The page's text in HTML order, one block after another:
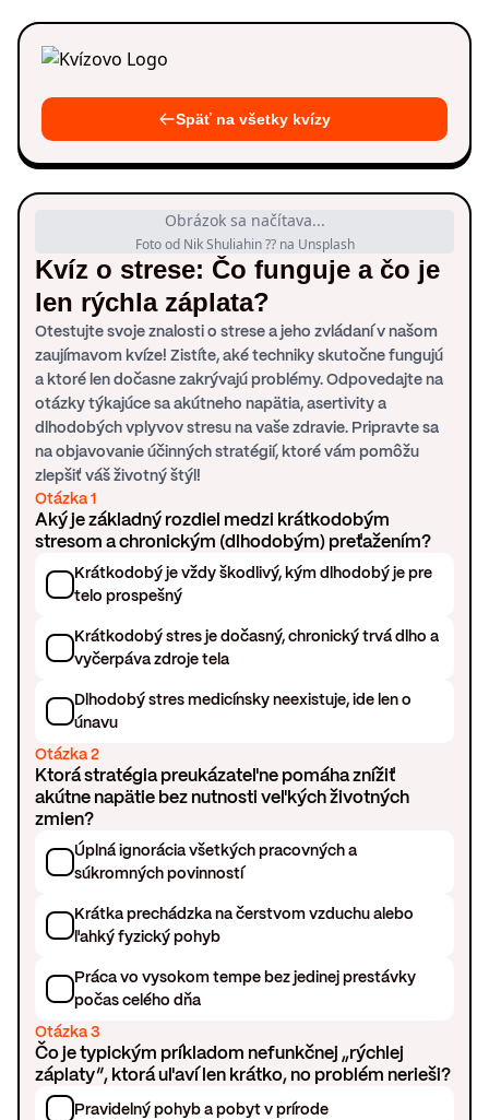
Späť na všetky kvízy
Obrázok sa načítava...
Foto od Nik Shuliahin ?? na Unsplash
Kvíz o strese: Čo funguje a čo je
len rýchla záplata?
Otestujte svoje znalosti o strese a jeho zvládaní v našom
zaujímavom kvíze! Zistíte, aké techniky skutočne fungujú
a ktoré len dočasne zakrývajú problémy. Odpovedajte na
otázky týkajúce sa akútneho napätia, asertivity a
dlhodobých vplyvov stresu na vaše zdravie. Pripravte sa
na objavovanie účinných stratégií, ktoré vám pomôžu
zlepšiť váš životný štýl!
Otázka 1
Aký je základný rozdiel medzi krátkodobým
stresom a chronickým (dlhodobým) preťažením?
Krátkodobý je vždy škodlivý, kým dlhodobý je pre
telo prospešný
Krátkodobý stres je dočasný, chronický trvá dlho a
vyčerpáva zdroje tela
Dlhodobý stres medicínsky neexistuje, ide len o
únavu
Otázka 2
Ktorá stratégia preukázateľne pomáha znížiť
akútne napätie bez nutnosti veľkých životných
zmien?
Úplná ignorácia všetkých pracovných a
súkromných povinností
Krátka prechádzka na čerstvom vzduchu alebo
ľahký fyzický pohyb
Práca vo vysokom tempe bez jedinej prestávky
počas celého dňa
Otázka 3
Čo je typickým príkladom nefunkčnej „rýchlej
záplaty“, ktorá uľaví len krátko, no problém nerieši?
Pravidelný pohyb a pobyt v prírode